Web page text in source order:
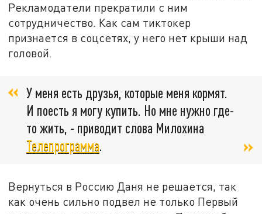
Рекламодатели прекратили с ним
сотрудничество. Как сам тиктокер
признается в соцсетях, у него нет крыши над
головой.
У меня есть друзья, которые меня кормят.
И поесть я могу купить. Но мне нужно где-
то жить, - приводит слова Милохина
Телепрограмма.
Вернуться в Россию Даня не решается, так
как очень сильно подвел не только Первый